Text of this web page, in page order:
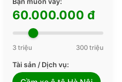
60.000.000 đ
3 triệu 300 triệu
Tài sản / Dịch vụ: